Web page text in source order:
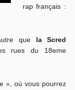
rap français :
que la Scred
rues du 18eme
», où vous pourrez